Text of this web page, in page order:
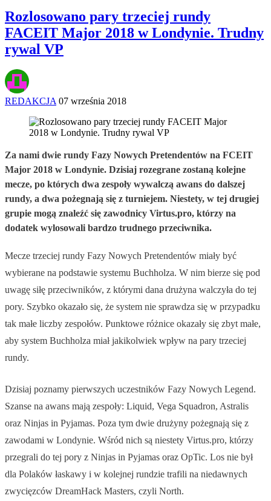
Rozlosowano pary trzeciej rundy
FACEIT Major 2018 w Londynie. Trudny
rywal VP
REDAKCJA 07 września 2018
Za nami dwie rundy Fazy Nowych Pretendentów na FCEIT
Major 2018 w Londynie. Dzisiaj rozegrane zostaną kolejne
mecze, po których dwa zespoły wywalczą awans do dalszej
rundy, a dwa pożegnają się z turniejem. Niestety, w tej drugiej
grupie mogą znaleźć się zawodnicy Virtus.pro, którzy na
dodatek wylosowali bardzo trudnego przeciwnika.
Mecze trzeciej rundy Fazy Nowych Pretendentów miały być
wybierane na podstawie systemu Buchholza. W nim bierze się pod
uwagę siłę przeciwników, z którymi dana drużyna walczyła do tej
pory. Szybko okazało się, że system nie sprawdza się w przypadku
tak małe liczby zespołów. Punktowe różnice okazały się zbyt małe,
aby system Buchholza miał jakikolwiek wpływ na pary trzeciej
rundy.
Dzisiaj poznamy pierwszych uczestników Fazy Nowych Legend.
Szanse na awans mają zespoły: Liquid, Vega Squadron, Astralis
oraz Ninjas in Pyjamas. Poza tym dwie drużyny pożegnają się z
zawodami w Londynie. Wśród nich są niestety Virtus.pro, którzy
przegrali do tej pory z Ninjas in Pyjamas oraz OpTic. Los nie był
dla Polaków łaskawy i w kolejnej rundzie trafili na niedawnych
zwycięzców DreamHack Masters, czyli North.